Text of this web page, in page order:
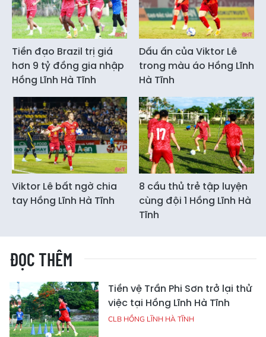
Tiền đạo Brazil trị giá
hơn 9 tỷ đồng gia nhập
Hồng Lĩnh Hà Tĩnh
Dấu ấn của Viktor Lê
trong màu áo Hồng Lĩnh
Hà Tĩnh
Viktor Lê bất ngờ chia
tay Hồng Lĩnh Hà Tĩnh
8 cầu thủ trẻ tập luyện
cùng đội 1 Hồng Lĩnh Hà
Tĩnh
ĐỌC THÊM
Tiền vệ Trần Phi Sơn trở lại thử
việc tại Hồng Lĩnh Hà Tĩnh
CLB HỒNG LĨNH HÀ TĨNH